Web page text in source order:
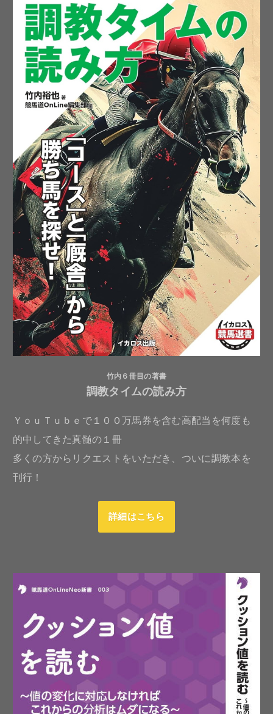
竹内６冊目の著書
調教タイムの読み方
ＹｏｕＴｕｂｅで１００万馬券を含む高配当を何度も
的中してきた真髄の１冊
多くの方からリクエストをいただき、ついに調教本を
刊行！
詳細はこちら